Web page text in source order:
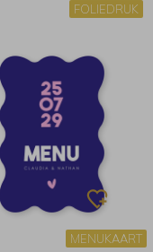
FOLIEDRUK
MENUKAART